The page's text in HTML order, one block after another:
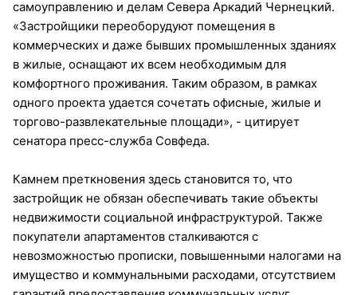
самоуправлению и делам Севера Аркадий Чернецкий.
«Застройщики переоборудуют помещения в
коммерческих и даже бывших промышленных зданиях
в жилые, оснащают их всем необходимым для
комфортного проживания. Таким образом, в рамках
одного проекта удается сочетать офисные, жилые и
торгово-развлекательные площади», - цитирует
сенатора пресс-служба Совфеда.
Камнем преткновения здесь становится то, что
застройщик не обязан обеспечивать такие объекты
недвижимости социальной инфраструктурой. Также
покупатели апартаментов сталкиваются с
невозможностью прописки, повышенными налогами на
имущество и коммунальными расходами, отсутствием